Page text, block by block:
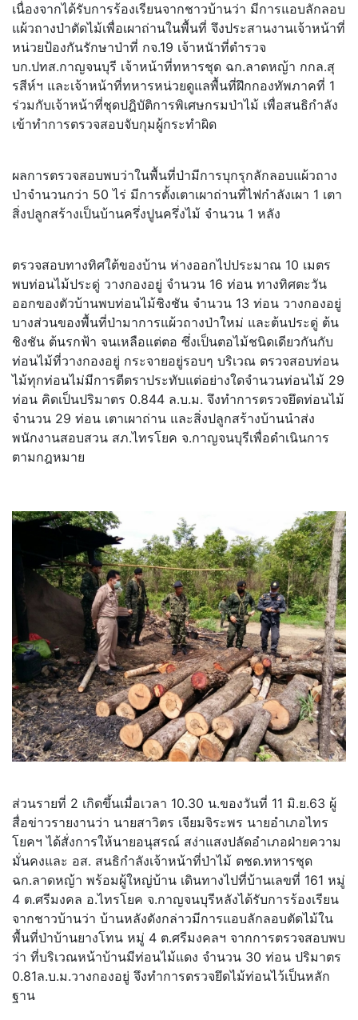
เนื่องจากได้รับการร้องเรียนจากชาวบ้านว่า มีการแอบลักลอบ
แผ้วถางป่าตัดไม้เพื่อเผาถ่านในพื้นที่ จึงประสานงานเจ้าหน้าที่
หน่วยป้องกันรักษาป่าที่ กจ.19 เจ้าหนัาที่ตำรวจ
บก.ปทส.กาญจนบุรี เจ้าหน้าที่ทหารชุด ฉก.ลาดหญ้า กกล.สุ
รสีห์ฯ และเจ้าหน้าที่ทหารหน่วยดูแลพื้นที่ฝึกกองทัพภาคที่ 1
ร่วมกับเจ้าหน้าที่ชุดปฎิบัติการพิเศษกรมป่าไม้ เพื่อสนธิกำลัง
เข้าทำการตรวจสอบจับกุมผู้กระทำผิด
ผลการตรวจสอบพบว่าในพื้นที่ป่ามีการบุกรุกลักลอบแผ้วถาง
ป่าจำนวนกว่า 50 ไร่ มีการตั้งเตาเผาถ่านที่ไฟกำลังเผา 1 เตา
สิ่งปลูกสร้างเป็นบ้านครึ่งปูนครึ่งไม้ จำนวน 1 หลัง
ตรวจสอบทางทิศใต้ของบ้าน ห่างออกไปประมาณ 10 เมตร
พบท่อนไม้ประดู่ วางกองอยู่ จำนวน 16 ท่อน ทางทิศตะวัน
ออกของตัวบ้านพบท่อนไม้ชิงชัน จำนวน 13 ท่อน วางกองอยู่
บางส่วนของพื้นที่ป่ามาการแผ้วถางป่าใหม่ และต้นประดู่ ต้น
ชิงชัน ต้นรกฟ้า จนเหลือแต่ตอ ซึ่งเป็นตอไม้ชนิดเดียวกันกับ
ท่อนไม้ที่วางกองอยู่ กระจายอยู่รอบๆ บริเวณ ตรวจสอบท่อน
ไม้ทุกท่อนไม่มีการตีตราประทับแต่อย่างใดจำนวนท่อนไม้ 29
ท่อน คิดเป็นปริมาตร 0.844 ล.บ.ม. จึงทำการตรวจยึดท่อนไม้
จำนวน 29 ท่อน เตาเผาถ่าน และสิ่งปลูกสร้างบ้านนำส่ง
พนักงานสอบสวน สภ.ไทรโยค จ.กาญจนบุรีเพื่อดำเนินการ
ตามกฎหมาย
ส่วนรายที่ 2 เกิดขึ้นเมื่อเวลา 10.30 น.ของวันที่ 11 มิ.ย.63 ผู้
สื่อข่าวรายงานว่า นายสาวิตร เจียมจิระพร นายอำเภอไทร
โยคฯ ได้สั่งการให้นายอนุสรณ์ สง่าแสงปลัดอำเภอฝ่ายความ
มั่นคงและ อส. สนธิกำลังเจ้าหน้าที่ป่าไม้ ตชด.ทหารชุด
ฉก.ลาดหญ้า พร้อมผู้ใหญ่บ้าน เดินทางไปที่บ้านเลขที่ 161 หมู่
4 ต.ศรีมงคล อ.ไทรโยค จ.กาญจนบุรีหลังได้รับการร้องเรียน
จากชาวบ้านว่า บ้านหลังดังกล่าวมีการแอบลักลอบตัดไม้ใน
พื้นที่ป่าบ้านยางโทน หมู่ 4 ต.ศรีมงคลฯ จากการตรวจสอบพบ
ว่า ที่บริเวณหน้าบ้านมีท่อนไม้แดง จำนวน 30 ท่อน ปริมาตร
0.81ล.บ.ม.วางกองอยู่ จึงทำการตรวจยึดไม้ท่อนไว้เป็นหลัก
ฐาน